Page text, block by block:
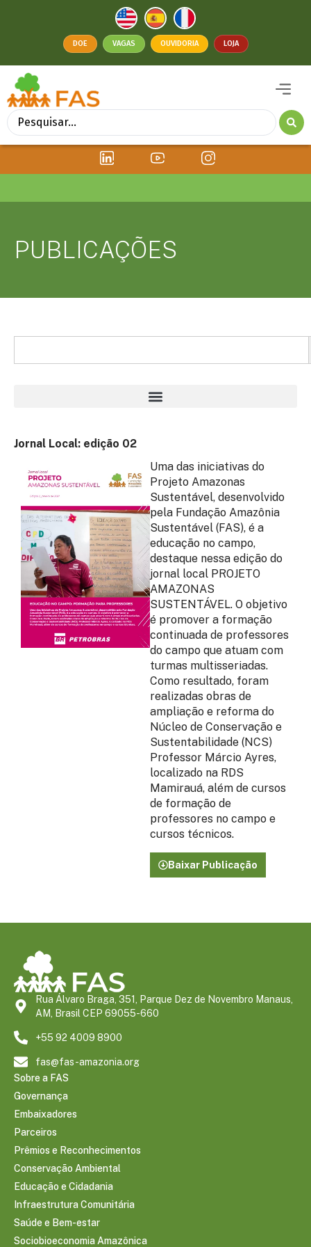
DOE VAGAS OUVIDORIA LOJA
PUBLICAÇÕES
Jornal Local: edição 02
Uma das iniciativas do
Projeto Amazonas
Sustentável, desenvolvido
pela Fundação Amazônia
Sustentável (FAS), é a
educação no campo,
destaque nessa edição do
jornal local PROJETO
AMAZONAS
SUSTENTÁVEL. O objetivo
é promover a formação
continuada de professores
do campo que atuam com
turmas multisseriadas.
Como resultado, foram
realizadas obras de
ampliação e reforma do
Núcleo de Conservação e
Sustentabilidade (NCS)
Professor Márcio Ayres,
localizado na RDS
Mamirauá, além de cursos
de formação de
professores no campo e
cursos técnicos.
Baixar Publicação
Rua Álvaro Braga, 351, Parque Dez de Novembro Manaus,
AM, Brasil CEP 69055-660
+55 92 4009 8900
fas@fas-amazonia.org
Sobre a FAS
Governança
Embaixadores
Parceiros
Prêmios e Reconhecimentos
Conservação Ambiental
Educação e Cidadania
Infraestrutura Comunitária
Saúde e Bem-estar
Sociobioeconomia Amazônica